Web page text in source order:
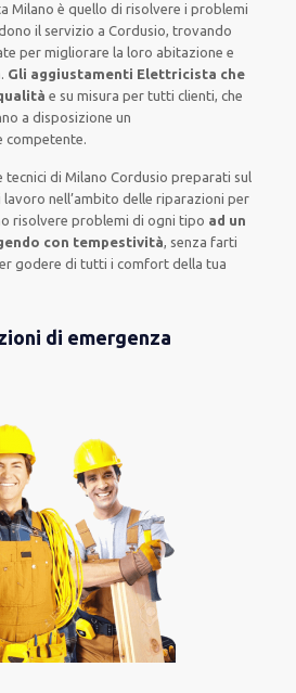
Milano è quello di risolvere i problemi
il servizio a Cordusio, trovando
per migliorare la loro abitazione e
Gli aggiustamenti Elettricista che
e su misura per tutti clienti, che
a disposizione un
competente.
tecnici di Milano Cordusio preparati sul
lavoronell’ambito delle riparazioni per
risolvere problemi di ogni tipo ad un
con tempestività, senza farti
godere di tutti i comfort della tua
di emergenza